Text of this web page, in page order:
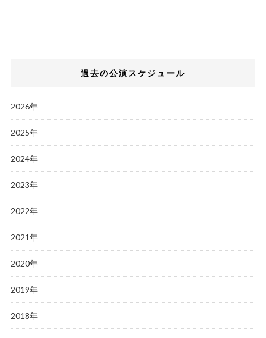
過去の公演スケジュール
2026年
2025年
2024年
2023年
2022年
2021年
2020年
2019年
2018年